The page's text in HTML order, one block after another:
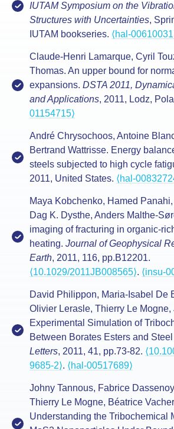
IUTAM Symposium on the
Structures with Uncertainties,
IUTAM bookseries. ⟨hal-
Claude-Henri Lamarque, Cyril
Thomas. An upper bound for
expansions. DSTA 2011,
and Applications, 2011, Lodz,
01154715⟩
André Chrysochoos, Antoine
Bertrand Wattrisse. Energy
steels subjected to high cycle
2011, United States. ⟨hal-
Maya Kobchenko, Hamed
Dag K. Dysthe, Anders Malthe-
imaging of fracturing in organic-
heating. Journal of Geophysical
Earth, 2011, 116, pp.B12201.
⟨10.1029/2011JB008565⟩. ⟨insu-
David Philippon, Maria-Isabel De
Olivier Lerasle, Thierry Le Mogne,
Experimental Simulation of
Between Borates Esters and
Letters, 2011, 41, pp.73-82.
9685-2⟩. ⟨hal-00517689⟩
Johny Tannous, Fabrice
Thierry Le Mogne, Béatrice
Understanding the Tribochemical